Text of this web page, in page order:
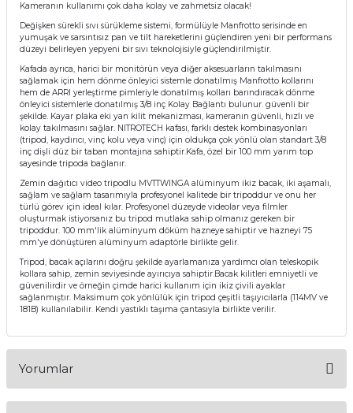
Kameranın kullanımı çok daha kolay ve zahmetsiz olacak!
Değişken sürekli sıvı sürükleme sistemi, formülüyle Manfrotto serisinde en
yumuşak ve sarsıntısız pan ve tilt hareketlerini güçlendiren yeni bir performans
düzeyi belirleyen yepyeni bir sıvı teknolojisiyle güçlendirilmiştir.
Kafada ayrıca, harici bir monitörün veya diğer aksesuarların takılmasını
sağlamak için hem dönme önleyici sistemle donatılmış Manfrotto kollarını
hem de ARRI yerleştirme pimleriyle donatılmış kolları barındıracak dönme
önleyici sistemlerle donatılmış 3/8 inç Kolay Bağlantı bulunur. güvenli bir
şekilde. Kayar plaka eki yan kilit mekanizması, kameranın güvenli, hızlı ve
kolay takılmasını sağlar. NITROTECH kafası, farklı destek kombinasyonları
(tripod, kaydırıcı, vinç kolu veya vinç) için oldukça çok yönlü olan standart 3/8
inç dişli düz bir taban montajına sahiptir.Kafa, özel bir 100 mm yarım top
sayesinde tripoda bağlanır.
Zemin dağıtıcı video tripodlu MVTTWINGA alüminyum ikiz bacak, iki aşamalı,
sağlam ve sağlam tasarımıyla profesyonel kalitede bir tripoddur ve onu her
türlü görev için ideal kılar. Profesyonel düzeyde videolar veya filmler
oluşturmak istiyorsanız bu tripod mutlaka sahip olmanız gereken bir
tripoddur. 100 mm'lik alüminyum döküm hazneye sahiptir ve hazneyi 75
mm'ye dönüştüren alüminyum adaptörle birlikte gelir.
Tripod, bacak açılarını doğru şekilde ayarlamanıza yardımcı olan teleskopik
kollara sahip, zemin seviyesinde ayırıcıya sahiptir.Bacak kilitleri emniyetli ve
güvenilirdir ve örneğin çimde harici kullanım için ikiz çivili ayaklar
sağlanmıştır. Maksimum çok yönlülük için tripod çeşitli taşıyıcılarla (114MV ve
181B) kullanılabilir. Kendi yastıklı taşıma çantasıyla birlikte verilir.
Yorumlar